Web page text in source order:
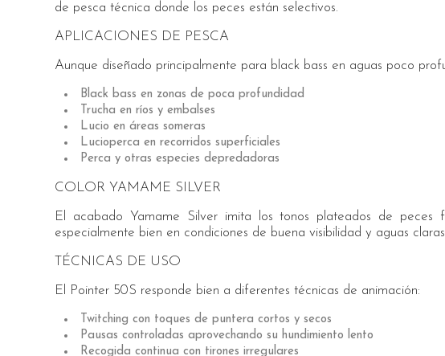
de pesca técnica donde los peces están selectivos.
APLICACIONES DE PESCA
Aunque diseñado principalmente para black bass en aguas poco
Black bass en zonas de poca profundidad
Trucha en ríos y embalses
Lucio en áreas someras
Lucioperca en recorridos superficiales
Perca y otras especies depredadoras
COLOR YAMAME SILVER
El acabado Yamame Silver imita los tonos plateados de peces
especialmente bien en condiciones de buena visibilidad y aguas
TÉCNICAS DE USO
El Pointer 50S responde bien a diferentes técnicas de animación:
Twitching con toques de puntera cortos y secos
Pausas controladas aprovechando su hundimiento lento
Recogida continua con tirones irregulares